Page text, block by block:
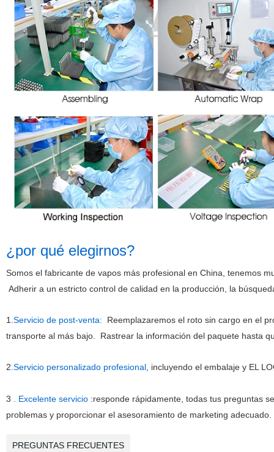
¿por quéelegirnos?
Somos el fabricante de vapos más profesional en China, tenemos
Adherir a un estricto control de calidad en la producción, la
1. Servicio de post-venta:
Reemplazaremos el roto sin cargo en el
transporte al más bajo. Rastrear la información del paquete hasta
2 .Servicio personalizado profesional, incluyendo el embalaje y EL
3 . Excelente servicio:responde rápidamente, todas tus preguntas
problemas y proporcionar el asesoramiento de marketing
PREGUNTAS FRECUENTES